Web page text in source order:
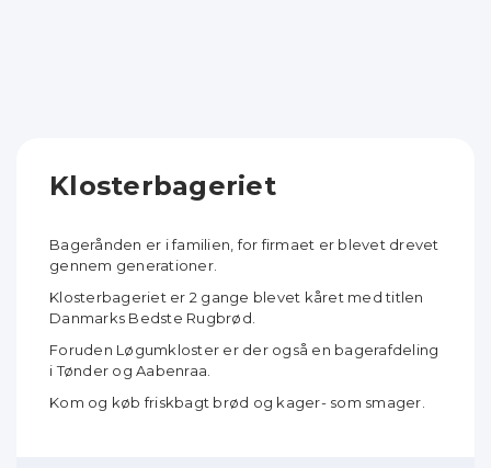
Klosterbageriet
Bagerånden er i familien, for firmaet er blevet drevet
gennem generationer.
Klosterbageriet er 2 gange blevet kåret med titlen
Danmarks Bedste Rugbrød.
Foruden Løgumkloster er der også en bagerafdeling
i Tønder og Aabenraa.
Kom og køb friskbagt brød og kager- som smager.